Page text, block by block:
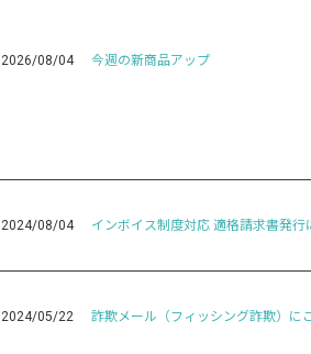
2026/08/04 今週の新商品アップ
2024/08/04 インボイス制度対応 適格請求書発行
2024/05/22 詐欺メール（フィッシング詐欺）に